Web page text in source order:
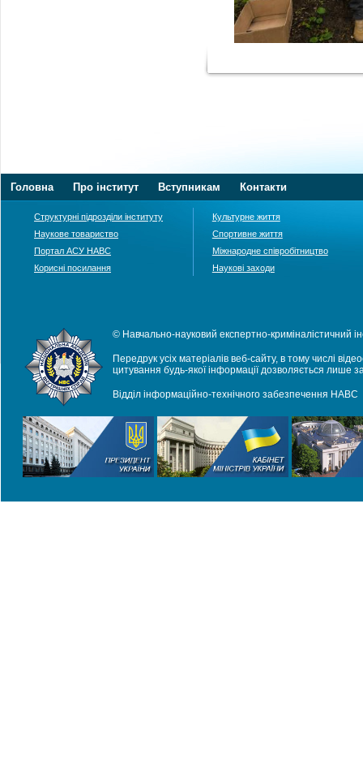
Головна Про інститут Вступникам Контакти
Структурні підрозділи інституту
Наукове товариство
Портал АСУ НАВС
Корисні посилання
Культурне життя
Спортивне життя
Міжнародне співробітництво
Наукові заходи
© Навчально-науковий експертно-криміналістичний
Передрук усіх матеріалів веб-сайту, в тому числі
цитування будь-якої інформації дозволяється лише
Відділ інформаційно-технічного забезпечення НАВС